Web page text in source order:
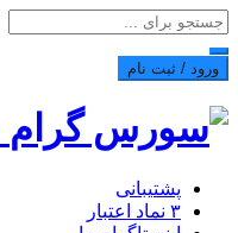
ورود / ثبت نام
پشتیبانی
۳ نماد اعتبار